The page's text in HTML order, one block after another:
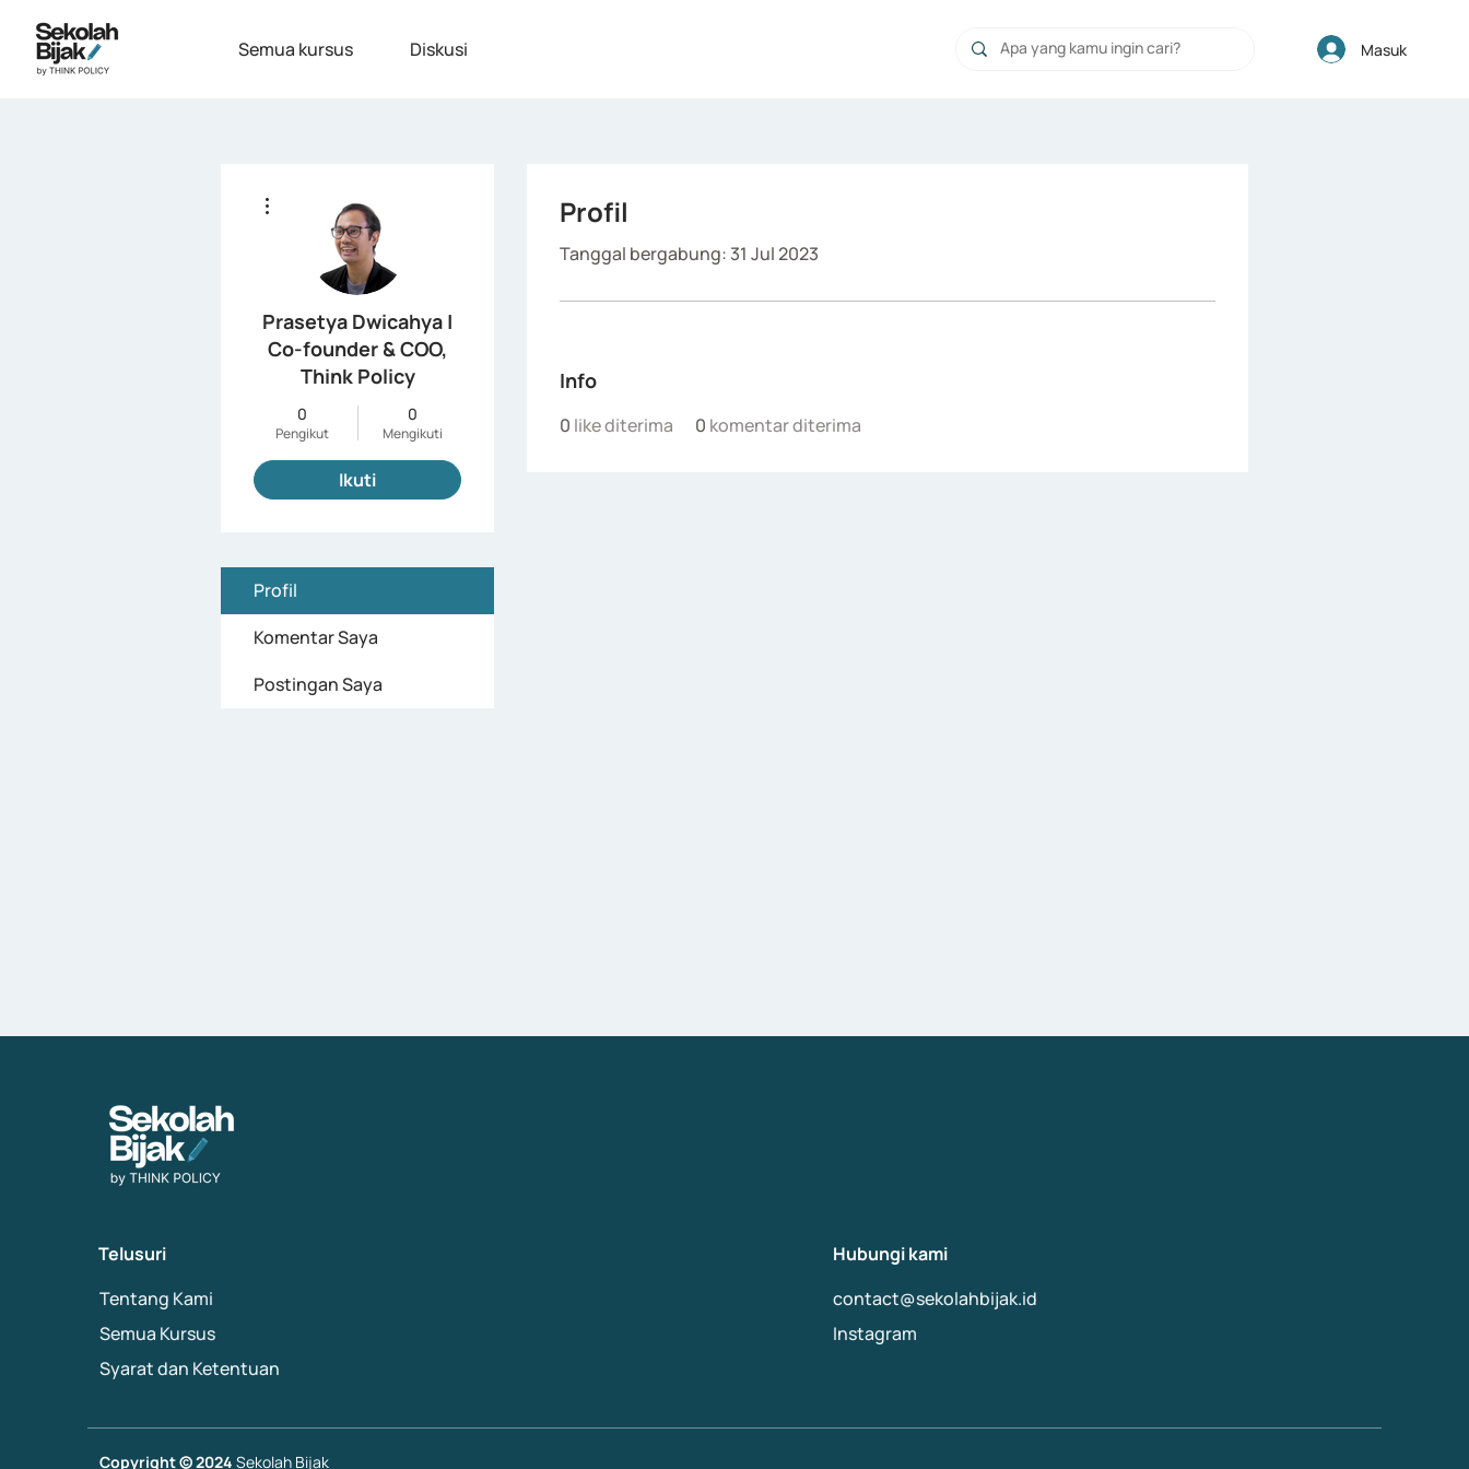
Semua kursus Diskusi Masuk
Profil
Tanggal bergabung: 31 Jul 2023
Info
0 like diterima 0 komentar diterima
Prasetya Dwicahya |
Co-founder & COO,
Think Policy
0
Pengikut
0
Mengikuti
Ikuti
Profil
Komentar Saya
Postingan Saya
Telusuri
Tentang Kami
Semua Kursus
Syarat dan Ketentuan
Copyright © 2024 Sekolah Bijak
Hubungi kami
contact@sekolahbijak.id
Instagram